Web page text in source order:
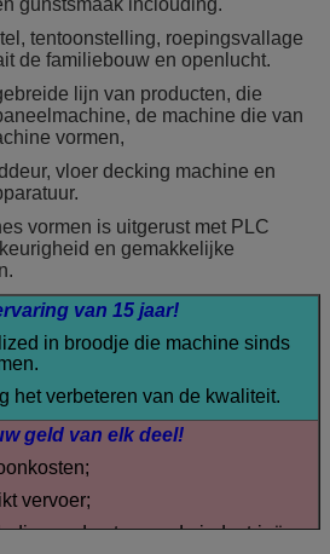
gunstsmaak inclouding.
tentoonstelling, roepingsvallage
de familiebouw en openlucht.
lijn van producten, die
de machine die van
vormen,
vloer decking machine en
vormen is uitgerust met PLC
en gemakkelijke
van 15 jaar!
in broodje die machine sinds
het verbeteren van de kwaliteit.
geld van elk deel!
vervoer;
ondersteunende industrieën.